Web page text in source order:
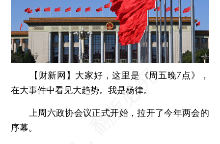
【财新网】 大家好，这里是《周五晚7点》，
在大事件中看见大趋势。我是杨律。
上周六政协会议正式开始，拉开了今年两会的
序幕。